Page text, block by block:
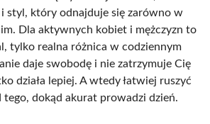
styl, który odnajduje się zarówno w
Dla aktywnych kobiet i mężczyzn to
tylko realna różnica w codziennym
daje swobodę i nie zatrzymuje Cię
działa lepiej. A wtedy łatwiej ruszyć
tego, dokąd akurat prowadzi dzień.